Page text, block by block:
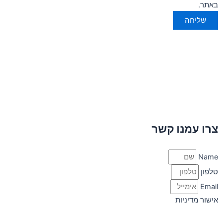
באתר.
שליחה
צרו עמנו קשר
Name
טלפון
Email
אישור מדיניות